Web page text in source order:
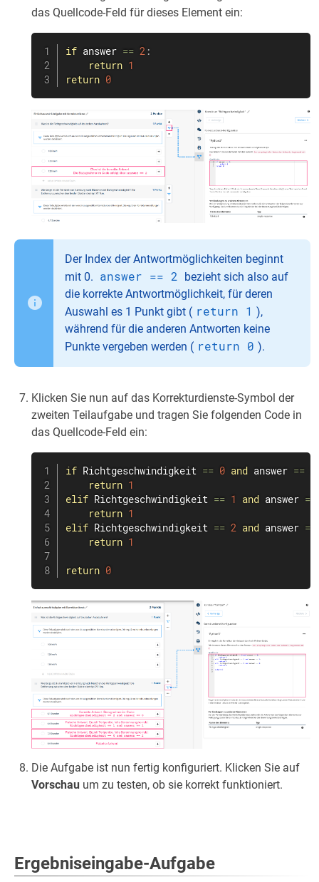
das Quellcode-Feld für dieses Element ein:
if answer == 2 :
return 1
return 0
Der Index der Antwortmöglichkeiten beginnt
mit 0. answer == 2
bezieht sich also auf
die korrekte Antwortmöglichkeit, für deren
Auswahl es 1 Punkt gibt ( return 1 ),
während für die anderen Antworten keine
Punkte vergeben werden ( return 0 ).
Klicken Sie nun auf das Korrekturdienste-Symbol der
zweiten Teilaufgabe und tragen Sie folgenden Code in
das Quellcode-Feld ein:
if Richtgeschwindigkeit == 0 and answer ==
return 1
elif Richtgeschwindigkeit == 1 and answer ==
return 1
elif Richtgeschwindigkeit == 2 and answer ==
return 1
return 0
Die Aufgabe ist nun fertig konfiguriert. Klicken Sie auf
Vorschau um zu testen, ob sie korrekt funktioniert.
Ergebniseingabe-Aufgabe